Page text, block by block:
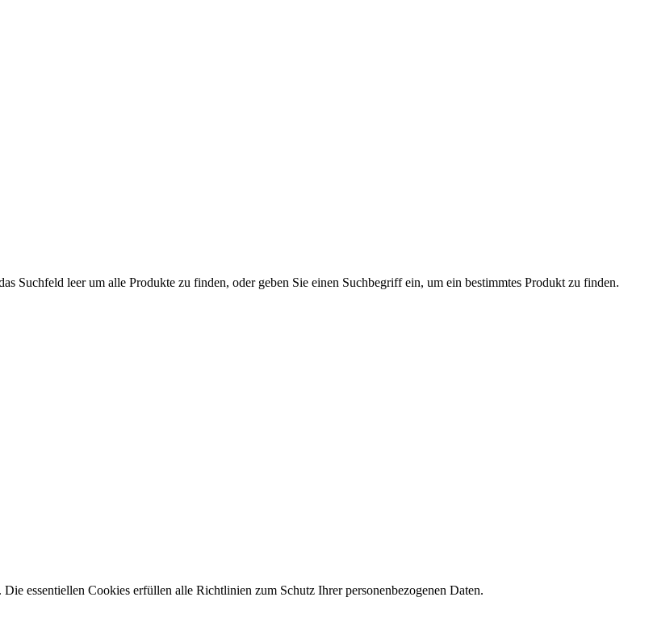
Suchfeld leer um alle Produkte zu finden, oder geben Sie einen Suchbegriff ein, um ein bestimmtes Produkt zu finden.
essentiellen Cookies erfüllen alle Richtlinien zum Schutz Ihrer personenbezogenen Daten.